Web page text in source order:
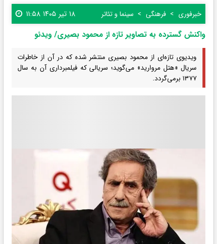
خبرفوری فرهنگی سینما و تئاتر ۱۸ تیر ۱۴۰۵ ۱۱:۵۸
واکنش گسترده به تصاویر تازه از محمود بصیری/ ویدئو
ویدیوی تازه‌ای از محمود بصیری منتشر شده که در آن از خاطرات
سریال «هتل مروارید» می‌گوید؛ سریالی که فیلمبرداری آن به سال
۱۳۷۷ برمی‌گردد.